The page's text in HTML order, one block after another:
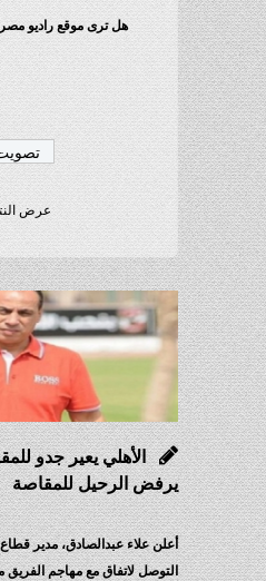
هل ترى موقع راديو
عرض
الأهلي يعير جدو
يرفض الرحيل للمقاصة
أعلن علاء عبدالصادق، مدير قطاع
التوصل لاتفاق مع مهاجم الفريق